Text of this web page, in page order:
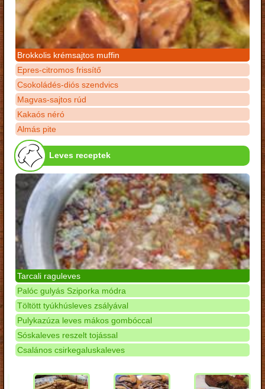
Brokkolis krémsajtos muffin
Epres-citromos frissítő
Csokoládés-diós szendvics
Magvas-sajtos rúd
Kakaós néró
Almás pite
Leves receptek
Tarcali raguleves
Palóc gulyás Sziporka módra
Töltött tyúkhúsleves zsályával
Pulykazúza leves mákos gombóccal
Sóskaleves reszelt tojással
Csalános csirkegaluskaleves